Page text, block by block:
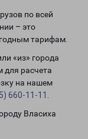
по всей
– это
тарифам.
«из» города
для расчета
на нашем
660-11-11
Власиха